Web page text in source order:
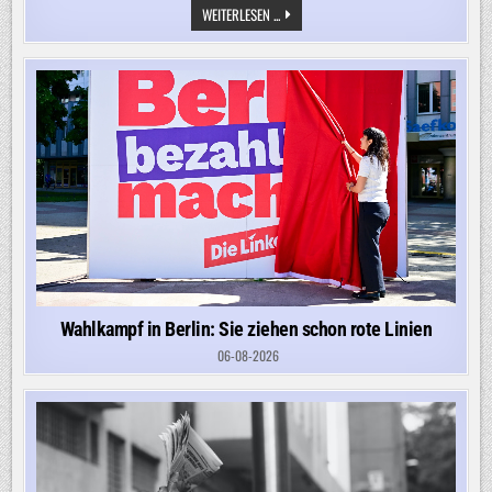
WEITERLESEN ...MINDERJÄHRIGE
IN
CEUTA:
VIELE
KINDER
AUS
MAROKKO
IRREN
DURCH
DIE
STRASSEN
Wahlkampf in Berlin: Sie ziehen schon rote Linien
06-08-2026